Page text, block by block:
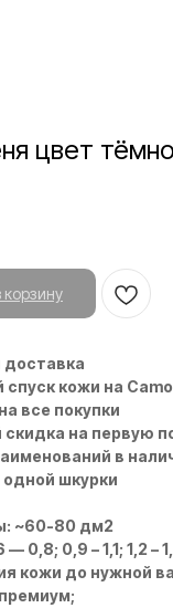
цвет
корзину
доставка
кожи на
все покупки
скидка на первую
в
шкурки
~60-80 дм2
0,8; 0,9 – 1,1; 1,2 –
кожи до нужной